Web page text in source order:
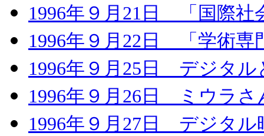
1996年９月21日 「国際社
1996年９月22日 「学術専
1996年９月25日 デジタ
1996年９月26日 ミウラさ
1996年９月27日 デジタル